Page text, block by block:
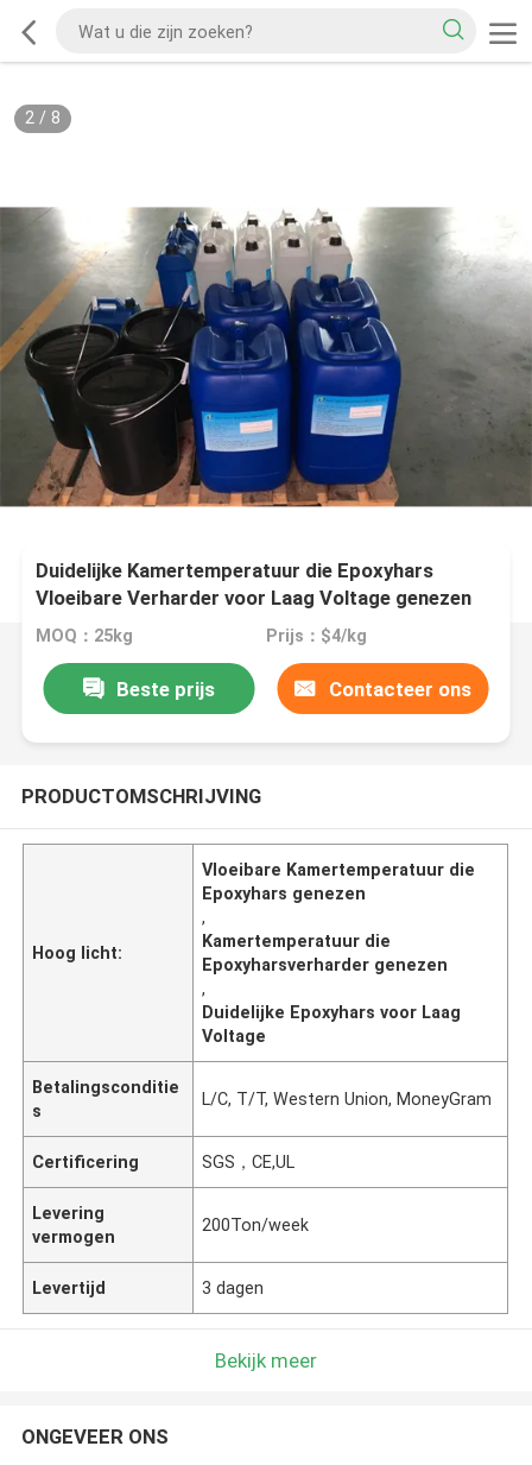
2/ 8
Duidelijke Kamertemperatuur die Epoxyhars
Vloeibare Verharder voor Laag Voltage genezen
MOQ：25kg Prijs：$4/kg
Beste prijs Contacteer ons
PRODUCTOMSCHRIJVING
Hoog licht:
Vloeibare Kamertemperatuur die
Epoxyhars genezen
,
Kamertemperatuur die
Epoxyharsverharder genezen
,
Duidelijke Epoxyhars voor Laag
Voltage
Betalingsconditie
s
L/C, T/T, Western Union, MoneyGram
Certificering SGS，CE,UL
Levering
vermogen
200Ton/week
Levertijd 3 dagen
Bekijk meer
ONGEVEER ONS